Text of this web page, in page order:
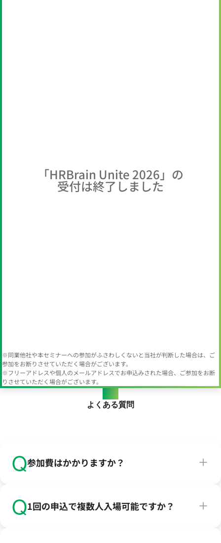
「HRBrain Unite 2026」の
受付は終了しました
※同業他社や本セミナーへの参加がふさわしくないと当社が判断した場合は、ご
参加をお断りさせていただく場合がございます。
※フリーアドレスや個人のメールアドレスでお申込みされた場合、ご参加をお断
りさせていただく場合がございます。
よくある質問
Q参加費はかかりますか？
Q1回の申込で複数人入場可能ですか？